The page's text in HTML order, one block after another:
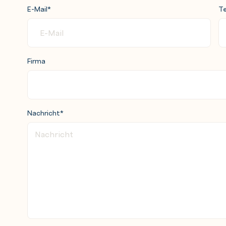
E-Mail*
Firma
Nachricht*